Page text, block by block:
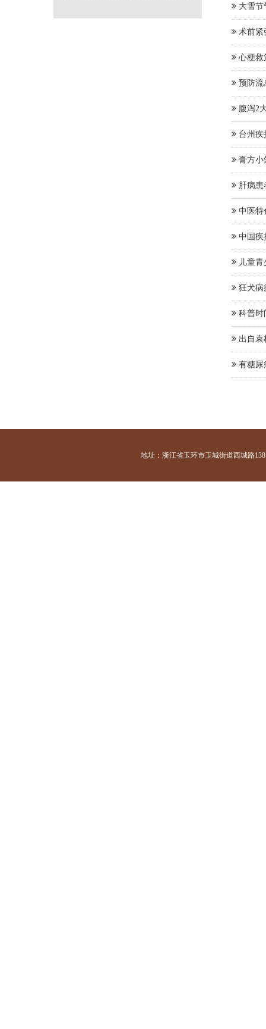
大雪节
术前紧
心梗救
预防流
腹泻2
台州疾
膏方小
肝病患
中医特
中国疾
儿童
狂犬病
科普时
出自袁
有糖尿
地址：浙江省玉环市玉城街道西城路